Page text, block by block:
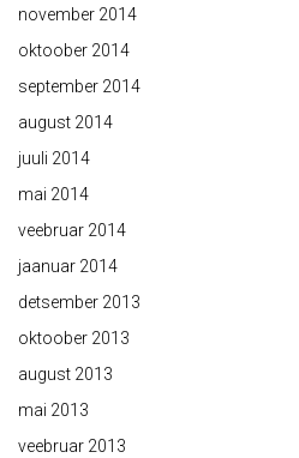
november 2014
oktoober 2014
september 2014
august 2014
juuli 2014
mai 2014
veebruar 2014
jaanuar 2014
detsember 2013
oktoober 2013
august 2013
mai 2013
veebruar 2013